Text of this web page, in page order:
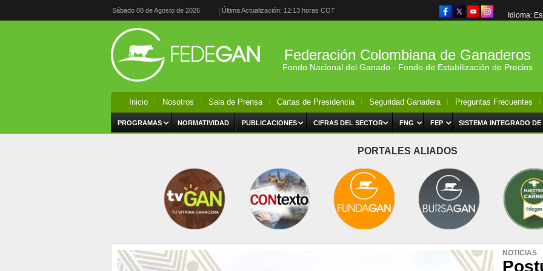
Sábado 08 de Agosto de 2026 Última Actualización: 12:13 horas COT
Idioma:
Federación Colombiana de Ganaderos
Fondo Nacional del Ganado - Fondo de Estabilización de Precios
Inicio Nosotros Sala de Prensa Cartas de Presidencia Seguridad Ganadera Preguntas Frecuentes
PROGRAMAS NORMATIVIDAD PUBLICACIONES CIFRAS DEL SECTOR FNG FEP SISTEMA INTEGRADO DE
PORTALES ALIADOS
NOTICIAS